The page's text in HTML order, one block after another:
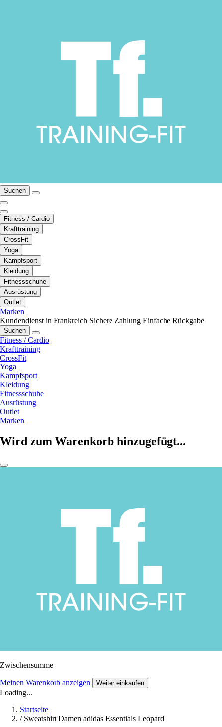
Suchen
Fitness / Cardio
Krafttraining
CrossFit
Yoga
Kampfsport
Kleidung
Fitnessschuhe
Ausrüstung
Outlet
Marken
Kundendienst in Frankreich Sichere Zahlung Einfache Rückgabe
Suchen
Fitness / Cardio
Krafttraining
CrossFit
Yoga
Kampfsport
Kleidung
Fitnessschuhe
Ausrüstung
Outlet
Marken
Wird zum Warenkorb hinzugefügt...
Zwischensumme
Meinen Warenkorb anzeigen Weiter einkaufen
Loading...
Startseite
/ Sweatshirt Damen adidas Essentials Leopard